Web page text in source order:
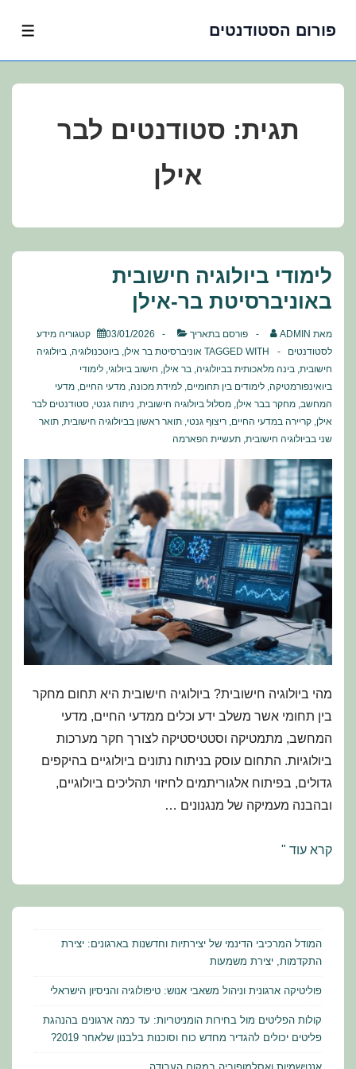
פורום הסטודנטים
תגית: סטודנטים לבר
אילן
לימודי ביולוגיה חישובית
באוניברסיטת בר-אילן
מאת ADMIN פורסם בתאריך 03/01/2026 קטגוריה מידע
לסטודנטים
TAGGED WITH אוניברסיטת בר אילן, ביוטכנולוגיה, ביולוגיה
חישובית, בינה מלאכותית בביולוגיה, בר אילן, חישוב ביולוגי, לימודי
ביואינפורמטיקה, לימודים בין תחומיים, למידת מכונה, מדעי החיים, מדעי
המחשב, מחקר בבר אילן, מסלול ביולוגיה חישובית, ניתוח גנטי, סטודנטים לבר
אילן, קריירה במדעי החיים, ריצוף גנטי, תואר ראשון בביולוגיה חישובית, תואר
שני בביולוגיה חישובית, תעשיית הפארמה
מהי ביולוגיה חישובית? ביולוגיה חישובית היא תחום מחקר
בין תחומי אשר משלב ידע וכלים ממדעי החיים, מדעי
המחשב, מתמטיקה וסטטיסטיקה לצורך חקר מערכות
ביולוגיות. התחום עוסק בניתוח נתונים ביולוגיים בהיקפים
גדולים, בפיתוח אלגוריתמים לחיזוי תהליכים ביולוגיים,
ובהבנה מעמיקה של מנגנונים …
לימודי
בר-אילן
קרא עוד "
המודל המרכיבי הדינמי של יצירתיות וחדשנות בארגונים: יצירת
התקדמות, יצירת משמעות
פוליטיקה ארגונית וניהול משאבי אנוש: טיפולוגיה והניסיון הישראלי
קולות הפליטים מול בחירות הומניטריות: עד כמה ארגונים בהנהגת
פליטים יכולים להגדיר מחדש כוח וסוכנות בלבנון שלאחר 2019?